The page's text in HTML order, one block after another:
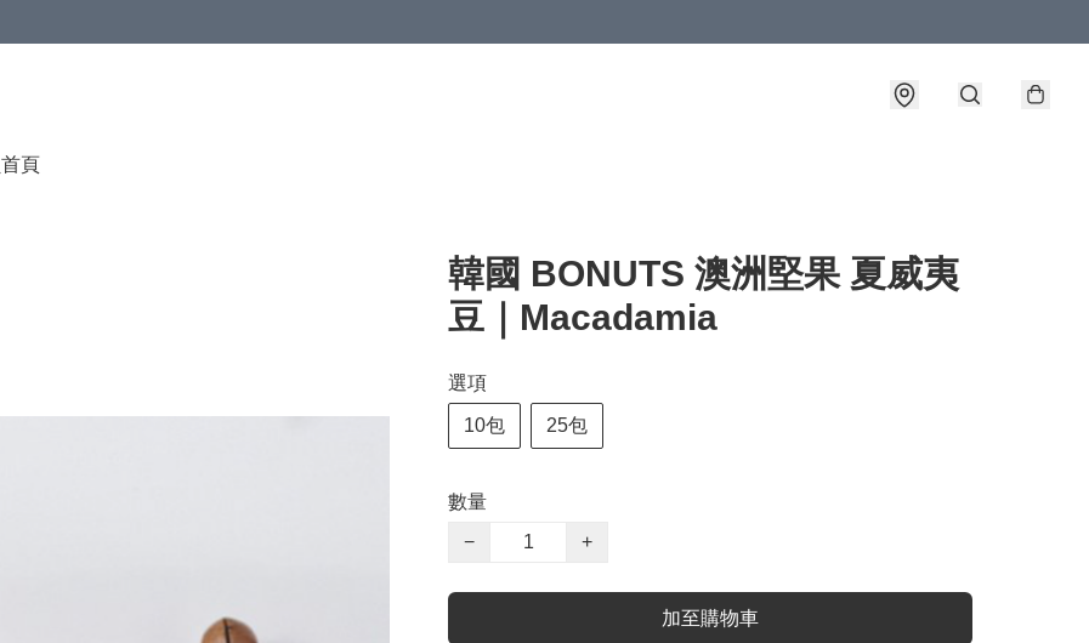
首頁
韓國 BONUTS 澳洲堅果 夏威夷
豆｜Macadamia
選項
10包 25包
數量
−
+
加至購物車